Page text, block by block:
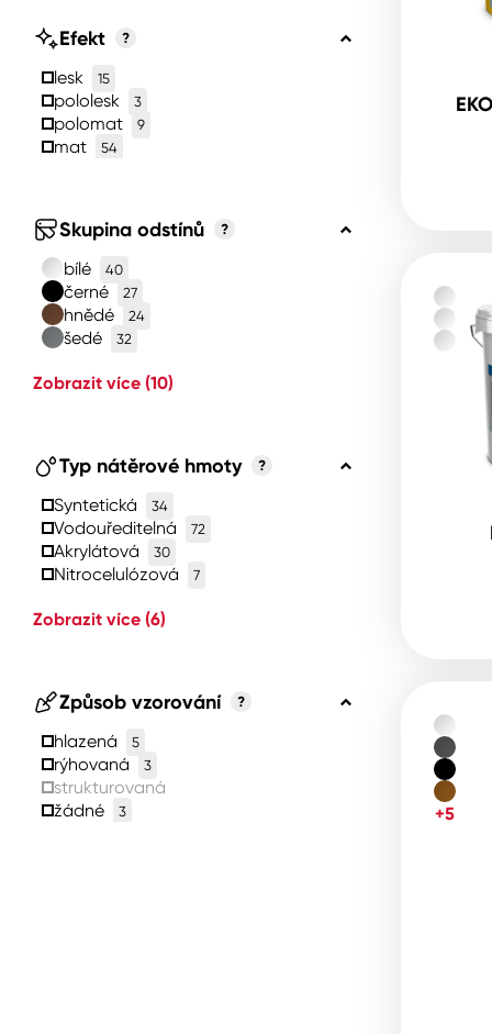
Efekt ?
lesk 15
pololesk 3
polomat 9
mat 54
Skupina odstínů ?
bílé 40
černé 27
hnědé 24
šedé 32
Zobrazit více (10)
Typ nátěrové hmoty ?
Syntetická 34
Vodouředitelná 72
Akrylátová 30
Nitrocelulózová 7
Zobrazit více (6)
Způsob vzorování ?
hlazená 5
rýhovaná 3
strukturovaná
žádné
3 +5